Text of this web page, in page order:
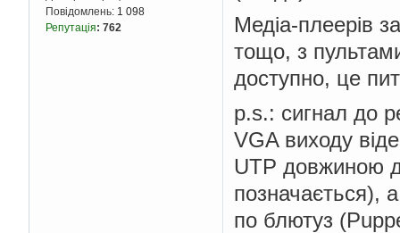
Повідомлень: 1 098
Репутація: 762
Медiа-плеерiв
тощо, з
доступно, це
p.s.: cигнал до
VGA виходу
UTP довжиною
позначається),
по блютуз